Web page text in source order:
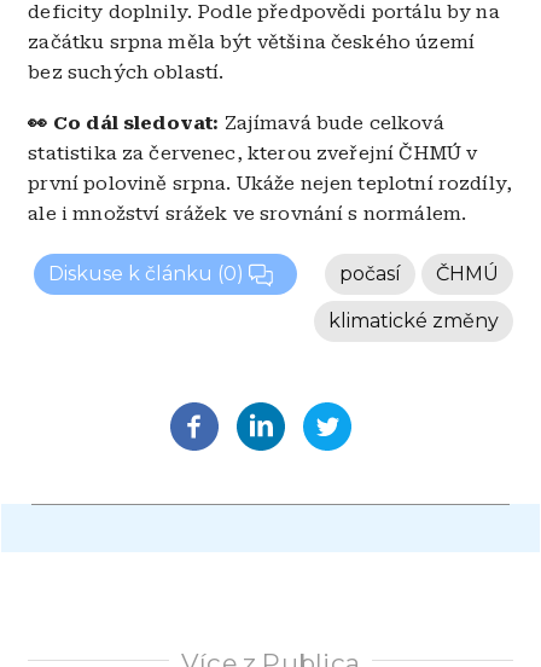
deficity doplnily. Podle předpovědi portálu by na
začátku srpna měla být většina českého území
bez suchých oblastí.
👀 Co dál sledovat: Zajímavá bude celková
statistika za červenec, kterou zveřejní ČHMÚ v
první polovině srpna. Ukáže nejen teplotní rozdíly,
ale i množství srážek ve srovnání s normálem.
Diskuse k článku (0) ČHMÚ
počasí
klimatické změny